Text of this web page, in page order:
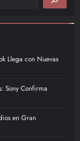
Llega con Nuevas
Sony Confirma
en Gran